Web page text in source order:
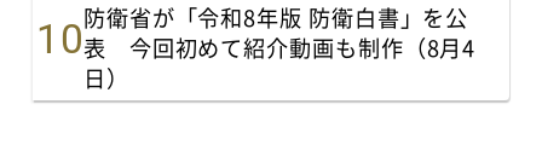
防衛省が「令和8年版 防衛白書」を公
表 今回初めて紹介動画も制作（8月4
日）